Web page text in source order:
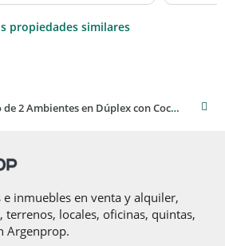
propiedades similares
Hermoso Departamento de 2 Ambientes en Dúplex con Cochera- En Venta
inmuebles en venta y alquiler,
terrenos, locales, oficinas, quintas,
Argenprop.